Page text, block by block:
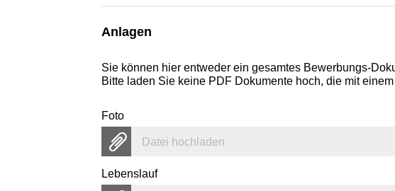
Anlagen
Sie können hier entweder ein gesamtes Bewerbungs-
Bitte laden Sie keine PDF Dokumente hoch, die mit
Foto
Datei hochladen
Lebenslauf